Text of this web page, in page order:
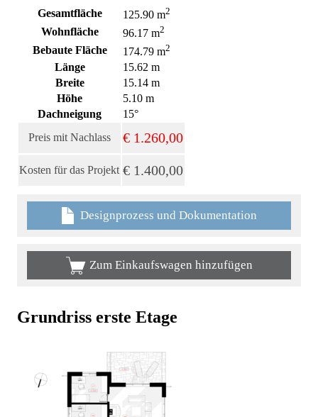
Gesamtfläche 125.90 m2
Wohnfläche 96.17 m2
Bebaute Fläche 174.79 m2
Länge
15.62 m
Breite
15.14 m
Höhe
5.10 m
Dachneigung
15°
Preis mit Nachlass
€ 1.260,00
Kosten für das Projekt € 1.400,00
Designprozess und Dokumentation
Zum Einkaufswagen hinzufügen
Grundriss erste Etage